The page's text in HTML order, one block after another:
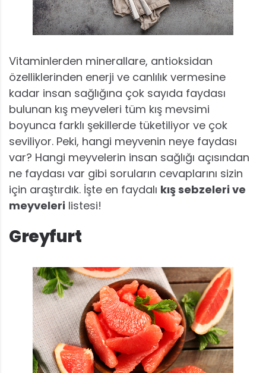
Vitaminlerden minerallare, antioksidan
özelliklerinden enerji ve canlılık vermesine
kadar insan sağlığına çok sayıda faydası
bulunan kış meyveleri tüm kış mevsimi
boyunca farklı şekillerde tüketiliyor ve çok
seviliyor. Peki, hangi meyvenin neye faydası
var? Hangi meyvelerin insan sağlığı açısından
ne faydası var gibi soruların cevaplarını sizin
için araştırdık. İşte en faydalı kış sebzeleri ve
meyveleri listesi!
Greyfurt